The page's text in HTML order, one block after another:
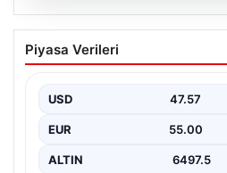
05.08.2026
Galatasaray’da orta
Manchester City’nin
{"title": "Galatasaray Orta
Reijnders"}, "content": "Yaz…
Piyasa Verileri
USD 47.57
EUR 55.00
ALTIN 6497.5